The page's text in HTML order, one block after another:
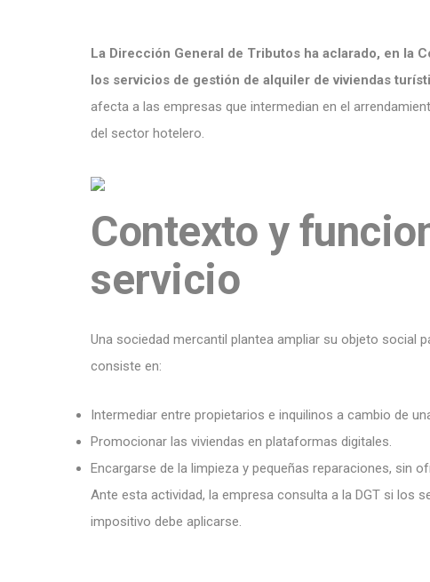
La Dirección General de Tributos ha aclarado, en la
los servicios de gestión de alquiler de viviendas
afecta a las empresas que intermedian en el
del sector hotelero.
Contexto y
servicio
Una sociedad mercantil plantea ampliar su objeto social
consiste en:
Intermediar entre propietarios e inquilinos a cambio de
Promocionar las viviendas en plataformas digitales.
Encargarse de la limpieza y pequeñas reparaciones, sin
Ante esta actividad, la empresa consulta a la DGT si los
impositivo debe aplicarse.